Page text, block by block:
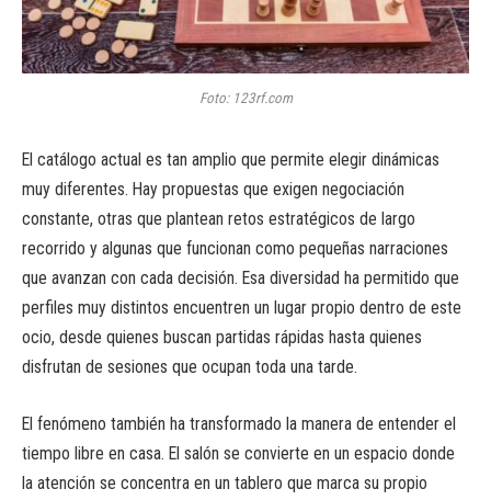
Foto: 123rf.com
El catálogo actual es tan amplio que permite elegir dinámicas
muy diferentes. Hay propuestas que exigen negociación
constante, otras que plantean retos estratégicos de largo
recorrido y algunas que funcionan como pequeñas narraciones
que avanzan con cada decisión. Esa diversidad ha permitido que
perfiles muy distintos encuentren un lugar propio dentro de este
ocio, desde quienes buscan partidas rápidas hasta quienes
disfrutan de sesiones que ocupan toda una tarde.
El fenómeno también ha transformado la manera de entender el
tiempo libre en casa. El salón se convierte en un espacio donde
la atención se concentra en un tablero que marca su propio